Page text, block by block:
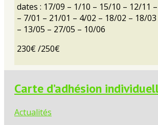
dates : 17/09 – 1/10 – 15/10 – 12/11
– 7/01 – 21/01 – 4/02 – 18/02 – 18/
– 13/05 – 27/05 – 10/06
230€ /250€
Carte d’adhésion
Actualités